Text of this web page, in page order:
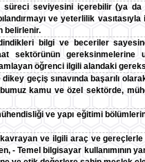
seviyesini içerebilir (ya
ve yeterlilik
belirlenir.
edindikleri bilgi ve beceriler
sektörünün
öğrenci ilgili alandaki
dikey geçiş sınavında başarılı
kamu ve özel sektörde,
ve yapı eğitimi
ve ilgili araç ve
- Temel bilgisayar kullanımının